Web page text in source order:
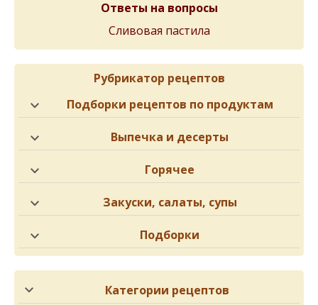
Ответы на вопросы
Сливовая пастила
Рубрикатор рецептов
Подборки рецептов по продуктам
Выпечка и десерты
Горячее
Закуски, салаты, супы
Подборки
Категории рецептов